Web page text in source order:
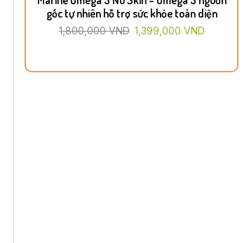
gốc tự nhiên hỗ trợ sức khỏe toàn diện
1,800,000VND 1,399,000 VND